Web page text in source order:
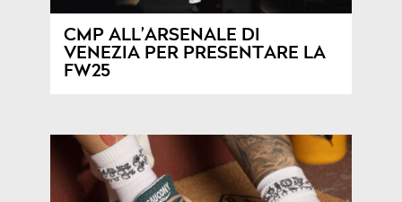
CMP ALL’ARSENALE DI
VENEZIA PER PRESENTARE LA
FW25